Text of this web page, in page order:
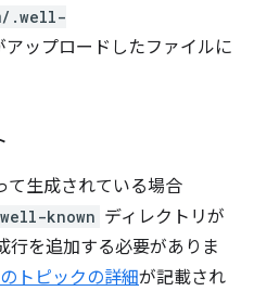
.well-
アップロードしたファイルに
て生成されている場合
known ディレクトリが
行を追加する必要がありま
トピックの詳細が記載され